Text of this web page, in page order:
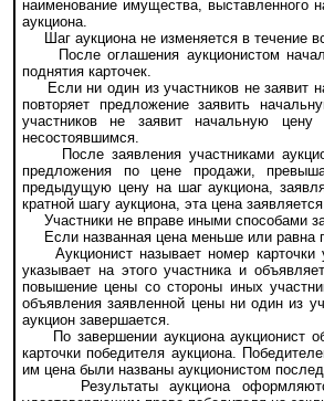
наименование имущества, выставленного
аукциона.
Шаг аукциона не изменяется в течение
После оглашения аукционистом
поднятия карточек.
Если ни один из участников не заявит
повторяет предложение заявить
участников не заявит начальную цену
несостоявшимся.
После заявления участниками
предложения по цене продажи,
предыдущую цену на шаг аукциона,
кратной шагу аукциона, эта цена
Участники не вправе иными способами
Если названная цена меньше или равна
Аукционист называет номер карточки
указывает на этого участника и
повышение цены со стороны иных
объявления заявленной цены ни один из
аукцион завершается.
По завершении аукциона аукционист
карточки победителя аукциона.
им цена были названы аукционистом
Результаты аукциона оформляются